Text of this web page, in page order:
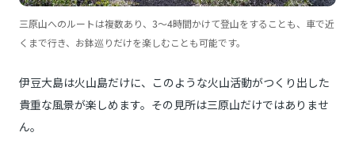
三原山へのルートは複数あり、3〜4時間かけて登山をすることも、車で近
くまで行き、お鉢巡りだけを楽しむことも可能です。
伊豆大島は火山島だけに、このような火山活動がつくり出した
貴重な風景が楽しめます。その見所は三原山だけではありませ
ん。